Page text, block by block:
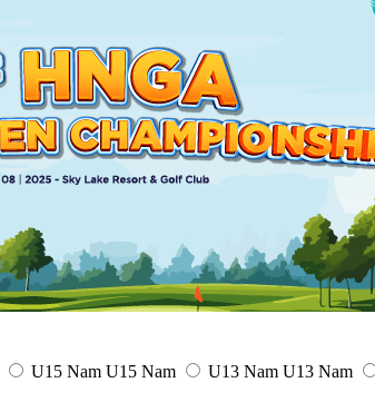
U15 Nam U15 Nam U13 Nam U13 Nam